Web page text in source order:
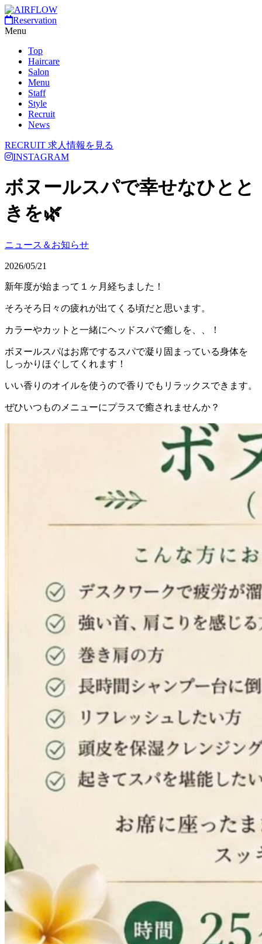
Reservation
Menu
Top
Haircare
Salon
Menu
Staff
Style
Recruit
News
RECRUIT 求人情報を見る
INSTAGRAM
ボヌールスパで幸せなひとと
きを🌿‬
ニュース＆お知らせ
2026/05/21
新年度が始まって１ヶ月経ちました！
そろそろ日々の疲れが出てくる頃だと思います。
カラーやカットと一緒にヘッドスパで癒しを、、！
ボヌールスパはお席でするスパで凝り固まっている身体を
しっかりほぐしてくれます！
いい香りのオイルを使うので香りでもリラックスできます。
ぜひいつものメニューにプラスで癒されませんか？